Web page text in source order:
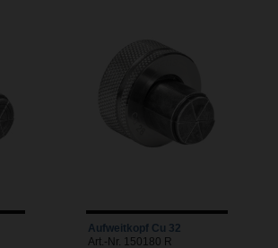
Aufweitkopf Cu 32
Art.-Nr. 150180 R